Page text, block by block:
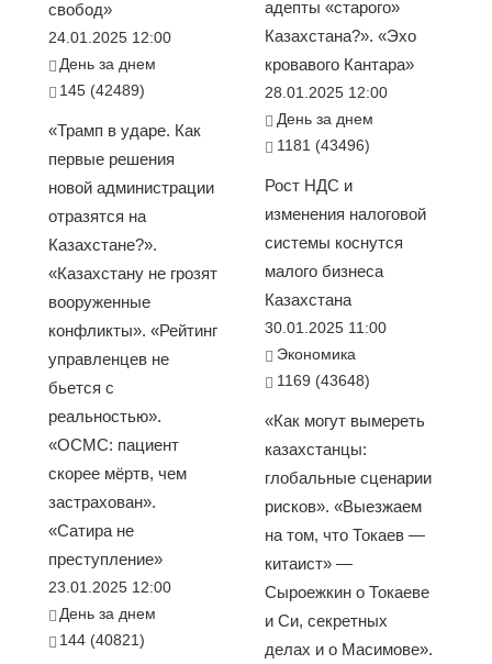
свобод»
24.01.2025 12:00
День за днем
145 (42489)
«Трамп в ударе. Как
первые решения
новой администрации
отразятся на
Казахстане?».
«Казахстану не грозят
вооруженные
конфликты». «Рейтинг
управленцев не
бьется с
реальностью».
«ОСМС: пациент
скорее мёртв, чем
застрахован».
«Сатира не
преступление»
23.01.2025 12:00
День за днем
144 (40821)
адепты «старого»
Казахстана?». «Эхо
кровавого Кантара»
28.01.2025 12:00
День за днем
1181 (43496)
Рост НДС и
изменения налоговой
системы коснутся
малого бизнеса
Казахстана
30.01.2025 11:00
Экономика
1169 (43648)
«Как могут вымереть
казахстанцы:
глобальные сценарии
рисков». «Выезжаем
на том, что Токаев —
китаист» —
Сыроежкин о Токаеве
и Си, секретных
делах и о Масимове».